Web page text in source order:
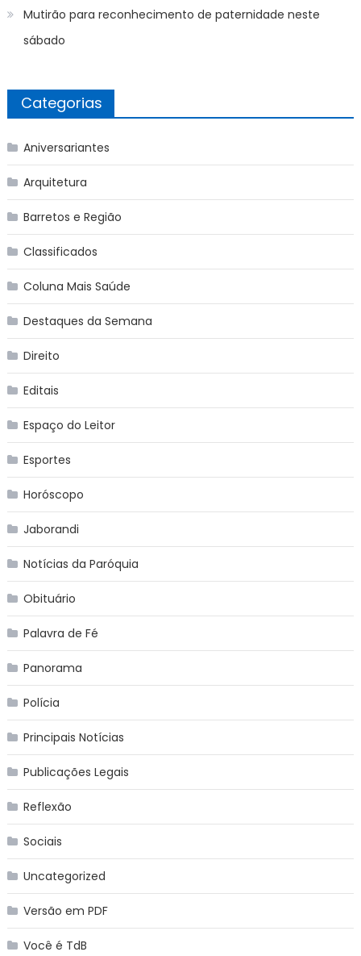
Mutirão para reconhecimento de paternidade neste
sábado
Categorias
Aniversariantes
Arquitetura
Barretos e Região
Classificados
Coluna Mais Saúde
Destaques da Semana
Direito
Editais
Espaço do Leitor
Esportes
Horóscopo
Jaborandi
Notícias da Paróquia
Obituário
Palavra de Fé
Panorama
Polícia
Principais Notícias
Publicações Legais
Reflexão
Sociais
Uncategorized
Versão em PDF
Você é TdB